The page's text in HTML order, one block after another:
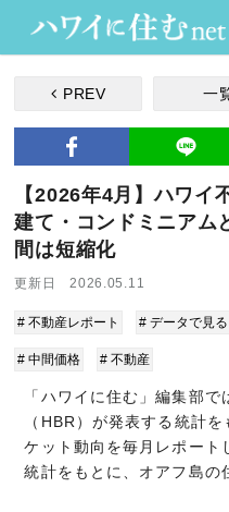
PREV 一
【2026年4月】ハワ
建て・コンドミニア
間は短縮化
更新日 2026.05.11
# 不動産レポート # データで見る
# 中間価格 # 不動産
「ハワイに住む」編集部
（HBR）が発表する統計
ケット動向を毎月レポー
統計をもとに、オアフ島の